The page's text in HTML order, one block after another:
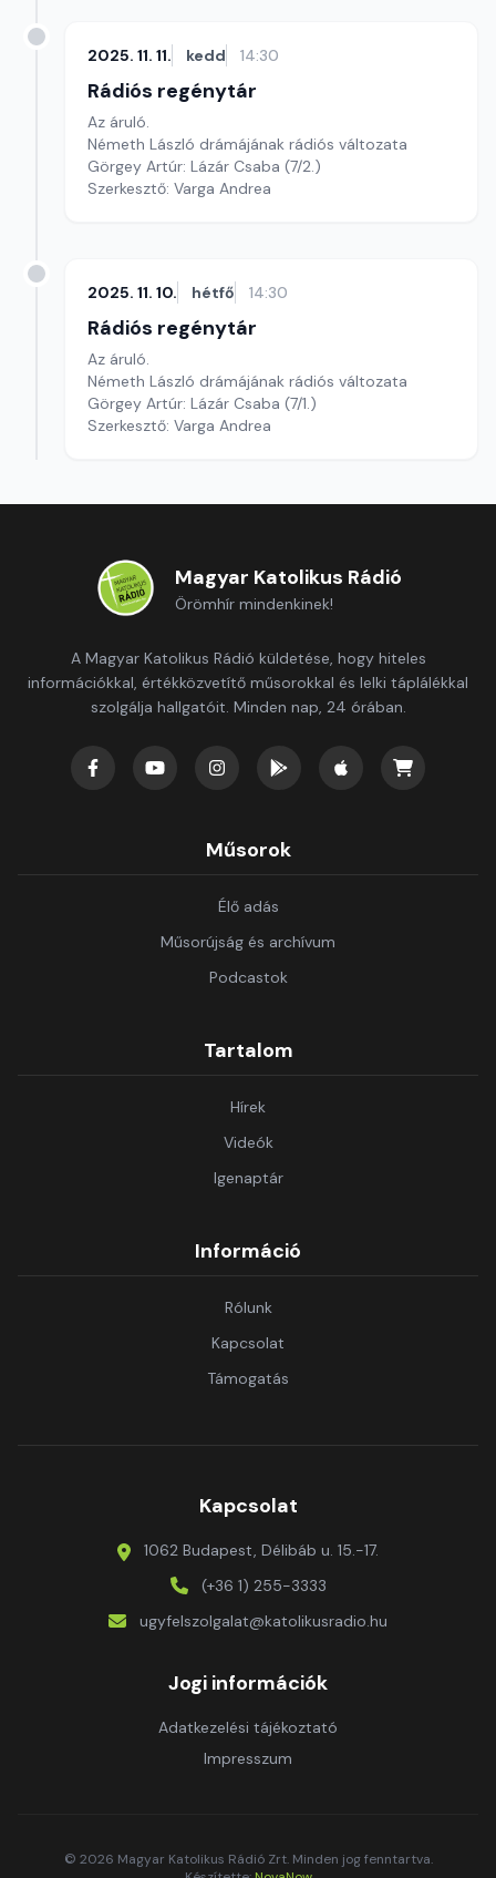
2025. 11. 11. kedd 14:30
Rádiós regénytár
Az áruló.
Németh László drámájának rádiós változata
Görgey Artúr: Lázár Csaba (7/2.)
Szerkesztő: Varga Andrea
2025. 11. 10. hétfő 14:30
Rádiós regénytár
Az áruló.
Németh László drámájának rádiós változata
Görgey Artúr: Lázár Csaba (7/1.)
Szerkesztő: Varga Andrea
Magyar Katolikus Rádió
Örömhír mindenkinek!
A Magyar Katolikus Rádió küldetése, hogy hiteles
információkkal, értékközvetítő műsorokkal és lelki táplálékkal
szolgálja hallgatóit. Minden nap, 24 órában.
Műsorok
Élő adás
Műsorújság és archívum
Podcastok
Tartalom
Hírek
Videók
Igenaptár
Információ
Rólunk
Kapcsolat
Támogatás
Kapcsolat
1062 Budapest, Délibáb u. 15.-17.
(+36 1) 255-3333
ugyfelszolgalat@katolikusradio.hu
Jogi információk
Adatkezelési tájékoztató
Impresszum
© 2026 Magyar Katolikus Rádió Zrt. Minden jog fenntartva.